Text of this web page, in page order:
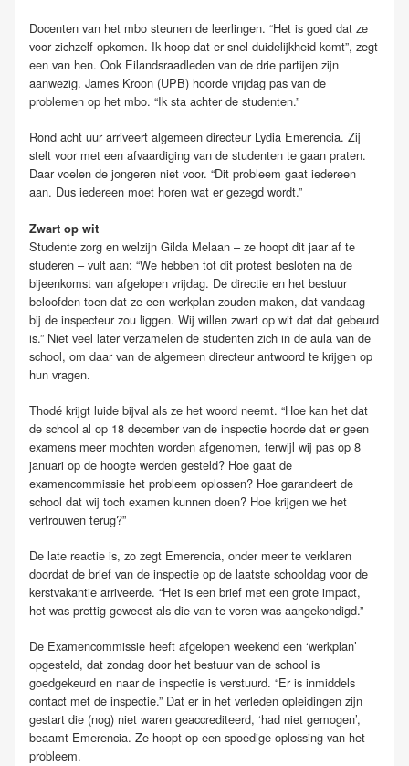
Docenten van het mbo steunen de leerlingen. “Het is goed dat ze
voor zichzelf opkomen. Ik hoop dat er snel duidelijkheid komt”, zegt
een van hen. Ook Eilandsraadleden van de drie partijen zijn
aanwezig. James Kroon (UPB) hoorde vrijdag pas van de
problemen op het mbo. “Ik sta achter de studenten.”
Rond acht uur arriveert algemeen directeur Lydia Emerencia. Zij
stelt voor met een afvaardiging van de studenten te gaan praten.
Daar voelen de jongeren niet voor. “Dit probleem gaat iedereen
aan. Dus iedereen moet horen wat er gezegd wordt.”
Zwart op wit
Studente zorg en welzijn Gilda Melaan – ze hoopt dit jaar af te
studeren – vult aan: “We hebben tot dit protest besloten na de
bijeenkomst van afgelopen vrijdag. De directie en het bestuur
beloofden toen dat ze een werkplan zouden maken, dat vandaag
bij de inspecteur zou liggen. Wij willen zwart op wit dat dat gebeurd
is.” Niet veel later verzamelen de studenten zich in de aula van de
school, om daar van de algemeen directeur antwoord te krijgen op
hun vragen.
Thodé krijgt luide bijval als ze het woord neemt. “Hoe kan het dat
de school al op 18 december van de inspectie hoorde dat er geen
examens meer mochten worden afgenomen, terwijl wij pas op 8
januari op de hoogte werden gesteld? Hoe gaat de
examencommissie het probleem oplossen? Hoe garandeert de
school dat wij toch examen kunnen doen? Hoe krijgen we het
vertrouwen terug?”
De late reactie is, zo zegt Emerencia, onder meer te verklaren
doordat de brief van de inspectie op de laatste schooldag voor de
kerstvakantie arriveerde. “Het is een brief met een grote impact,
het was prettig geweest als die van te voren was aangekondigd.”
De Examencommissie heeft afgelopen weekend een ‘werkplan’
opgesteld, dat zondag door het bestuur van de school is
goedgekeurd en naar de inspectie is verstuurd. “Er is inmiddels
contact met de inspectie.” Dat er in het verleden opleidingen zijn
gestart die (nog) niet waren geaccrediteerd, ‘had niet gemogen’,
beaamt Emerencia. Ze hoopt op een spoedige oplossing van het
probleem.